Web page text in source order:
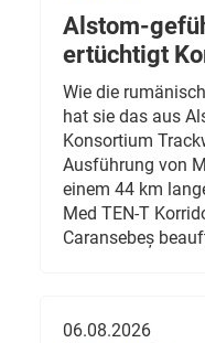
Alstom-
ertüchtigt
Wie die
hat sie das aus
Konsortium
Ausführung von
einem 44 km
Med TEN-T
Caransebeș
06.08.2026